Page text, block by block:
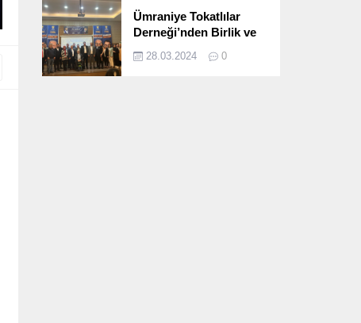
Ümraniye Tokatlılar
Derneği’nden Birlik ve
Programı
28.03.2024 0